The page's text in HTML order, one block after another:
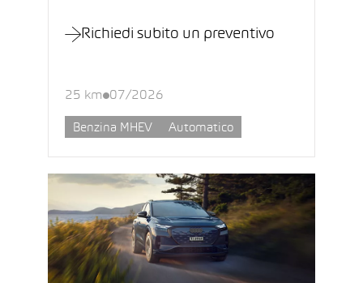
Richiedi subito un preventivo
25 km 07/2026
Benzina MHEV Automatico